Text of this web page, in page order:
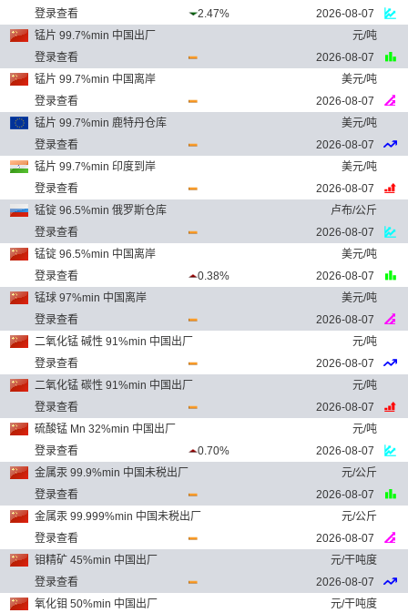
登录查看
2.47%
2026-08-07
锰片 99.7%min 中国出厂
元/吨
登录查看
2026-08-07
锰片 99.7%min 中国离岸
美元/吨
登录查看
2026-08-07
锰片 99.7%min 鹿特丹仓库
美元/吨
登录查看
2026-08-07
锰片 99.7%min 印度到岸
美元/吨
登录查看
2026-08-07
锰锭 96.5%min 俄罗斯仓库
卢布/公斤
登录查看
2026-08-07
锰锭 96.5%min 中国离岸
美元/吨
登录查看
0.38%
2026-08-07
锰球 97%min 中国离岸
美元/吨
登录查看
2026-08-07
二氧化锰 碱性 91%min 中国出厂
元/吨
登录查看
2026-08-07
二氧化锰 碳性 91%min 中国出厂
元/吨
登录查看
2026-08-07
硫酸锰 Mn 32%min 中国出厂
元/吨
登录查看
0.70%
2026-08-07
金属汞 99.9%min 中国未税出厂
元/公斤
登录查看
2026-08-07
金属汞 99.999%min 中国未税出厂
元/公斤
登录查看
2026-08-07
钼精矿 45%min 中国出厂
元/干吨度
登录查看
2026-08-07
氧化钼 50%min 中国出厂
元/干吨度